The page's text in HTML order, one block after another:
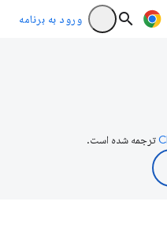
ورود به برنامه
ترجمه شده است.